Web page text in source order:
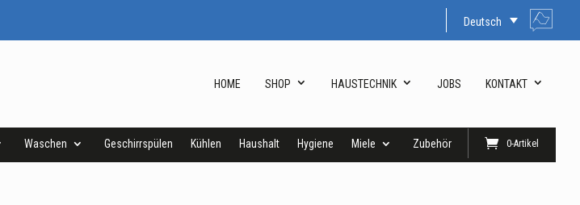
Deutsch
HOME SHOP HAUSTECHNIK JOBS KONTAKT
Waschen Geschirrspülen Kühlen Haushalt Hygiene Miele Zubehör 0-Artikel